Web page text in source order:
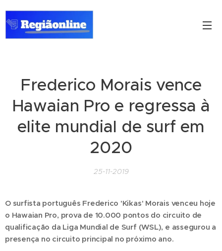
Frederico Morais vence
Hawaian Pro e regressa à
elite mundial de surf em
2020
25-11-2019
O surfista português Frederico 'Kikas' Morais venceu hoje
o Hawaian Pro, prova de 10.000 pontos do circuito de
qualificação da Liga Mundial de Surf (WSL), e assegurou a
presença no circuito principal no próximo ano.